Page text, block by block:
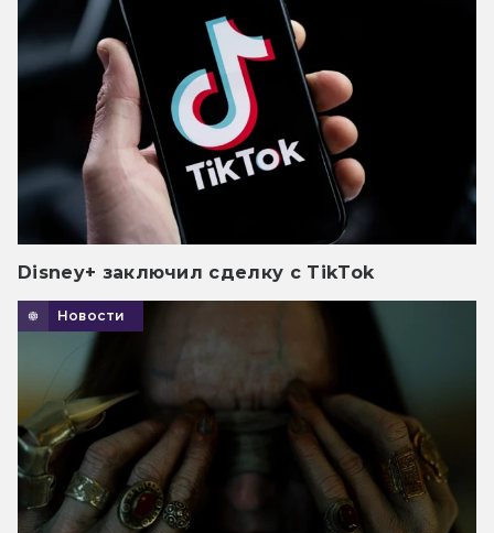
Disney+ заключил сделку с TikTok
Новости